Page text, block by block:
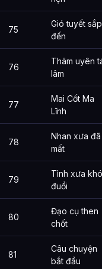
75
Gió tuyết sắp
đến
76
Thâm uyên
lâm
77
Mai Cốt Ma
Lĩnh
78
Nhan xưa đã
mất
79
Tình xưa khó
đuổi
80
Đạo cụ then
chốt
81
Câu chuyện
bắt đầu